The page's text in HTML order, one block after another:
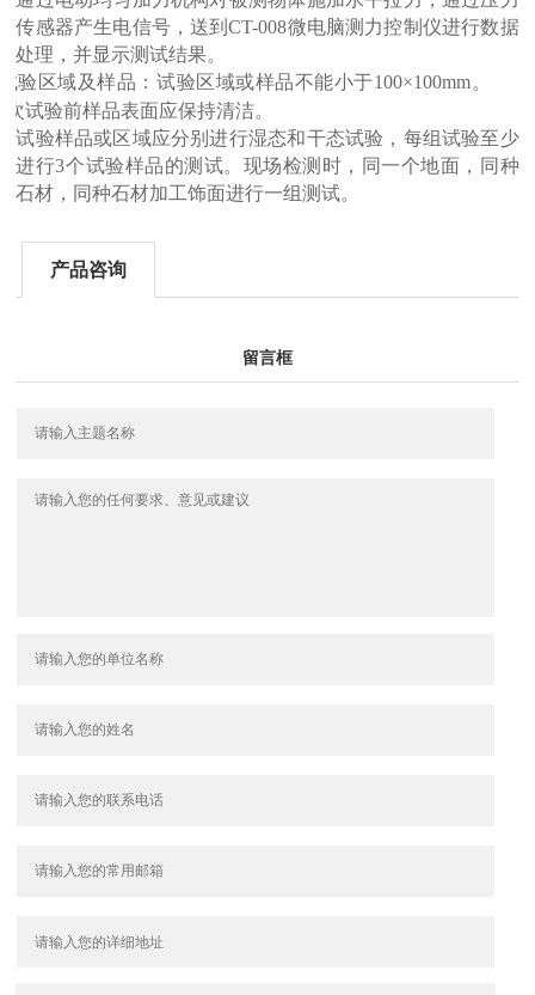
传感器产生电信号，送到CT-008微电脑测力控制仪进行数据
处理，并显示测试结果。
验区域及样品： 试验区域或样品不能小于100×100mm。
次试验前样品表面应保持清洁。
试验样品或区域应分别进行湿态和干态试验，每组试验至少
进行3个试验样品的测试。现场检测时，同一个地面，同种
石材，同种石材加工饰面进行一组测试。
产品咨询
留言框